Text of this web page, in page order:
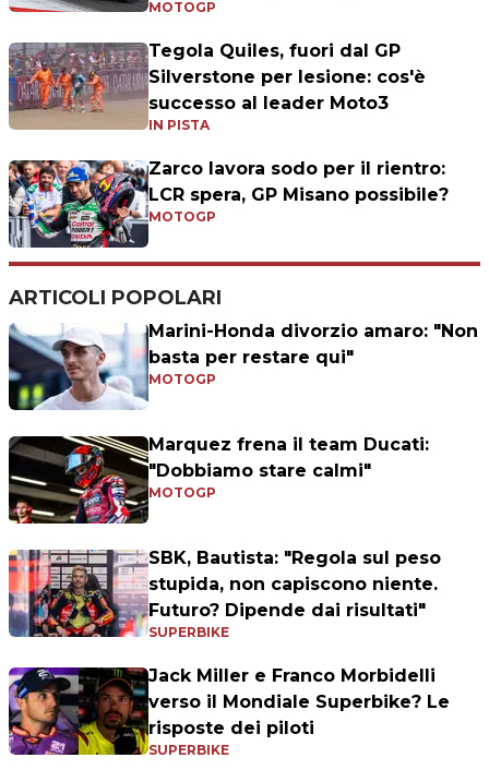
MOTOGP
Tegola Quiles, fuori dal GP
Silverstone per lesione: cos'è
successo al leader Moto3
IN PISTA
Zarco lavora sodo per il rientro:
LCR spera, GP Misano possibile?
MOTOGP
ARTICOLI POPOLARI
Marini-Honda divorzio amaro: "Non
basta per restare qui"
MOTOGP
Marquez frena il team Ducati:
"Dobbiamo stare calmi"
MOTOGP
SBK, Bautista: "Regola sul peso
stupida, non capiscono niente.
Futuro? Dipende dai risultati"
SUPERBIKE
Jack Miller e Franco Morbidelli
verso il Mondiale Superbike? Le
risposte dei piloti
SUPERBIKE